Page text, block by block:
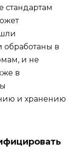
стандартам
обработаны в
и не
в
и хранению